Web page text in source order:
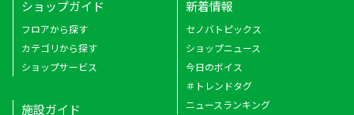
ショップガイド
フロアから探す
カテゴリから探す
ショップサービス
新着情報
セノバトピックス
ショップニュース
今日のボイス
＃トレンドタグ
ニュースランキング
施設ガイド